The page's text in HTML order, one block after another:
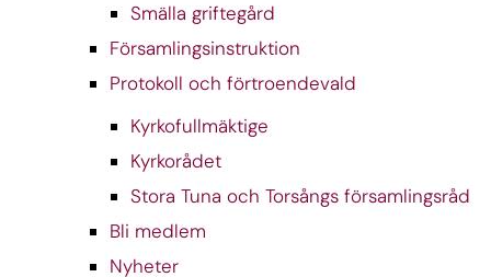
Smälla griftegård
Församlingsinstruktion
Protokoll och förtroendevald
Kyrkofullmäktige
Kyrkorådet
Stora Tuna och Torsångs församlingsråd
Bli medlem
Nyheter